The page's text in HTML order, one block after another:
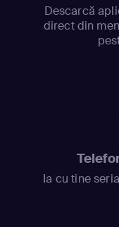
Descarcă
direct din
Ia cu tine